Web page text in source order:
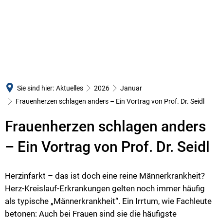
Gemeinden und Bürgermeister
Öffentliche Bekanntmachungen
Finanzen und Haushalt
Statistische Daten
Verwaltungsgliederung
Partnerschaften
Öffnungszeiten und
Behörden-Links
Presse-Info und Archiv
Krisenvorsorge
Abfallwirtschaft
Rechnungs- und
Pressestelle und
Gleichstellung
Sie sind hier: Aktuelles 2026
Januar
Frauenherzen schlagen anders – Ein Vortrag von Prof. Dr. Seidl
Frauenherzen schlagen anders
– Ein Vortrag von Prof. Dr. Seidl
Herzinfarkt – das ist doch eine reine Männerkrankheit?
Herz-Kreislauf-Erkrankungen gelten noch immer häufig
als typische „Männerkrankheit“. Ein Irrtum, wie Fachleute
betonen: Auch bei Frauen sind sie die häufigste